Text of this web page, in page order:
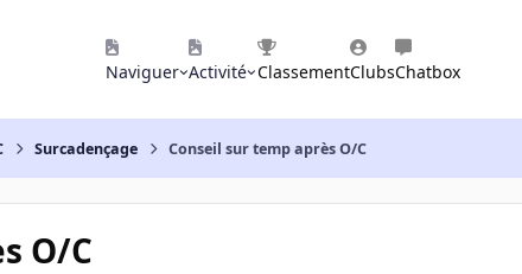
Naviguer Activité ClassementClubsChatbox
Surcadençage Conseil sur temp après O/C
O/C